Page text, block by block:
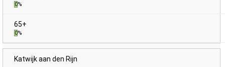
0%
0%
Katwijk aan den Rijn